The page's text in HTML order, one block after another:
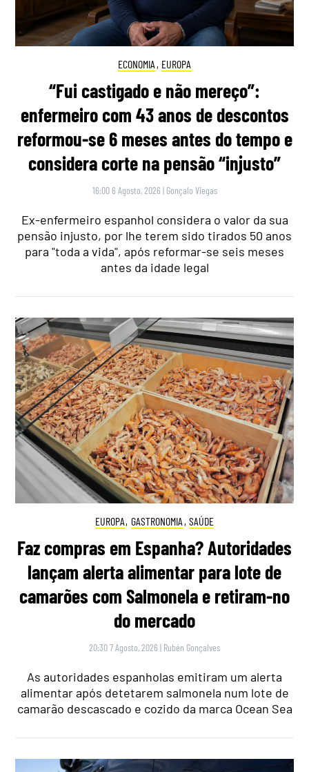
ECONOMIA , EUROPA
“Fui castigado e não mereço”:
enfermeiro com 43 anos de descontos
reformou-se 6 meses antes do tempo e
considera corte na pensão “injusto”
16:00 6 Agosto, 2026 | Gonçalo Viegas
Ex-enfermeiro espanhol considera o valor da sua
pensão injusto, por lhe terem sido tirados 50 anos
para "toda a vida", após reformar-se seis meses
antes da idade legal
EUROPA, GASTRONOMIA , SAÚDE
Faz compras em Espanha? Autoridades
lançam alerta alimentar para lote de
camarões com Salmonela e retiram-no
do mercado
20:30 7 Agosto, 2026 | Rubén Gonçalves
As autoridades espanholas emitiram um alerta
alimentar após detetarem salmonela num lote de
camarão descascado e cozido da marca Ocean Sea